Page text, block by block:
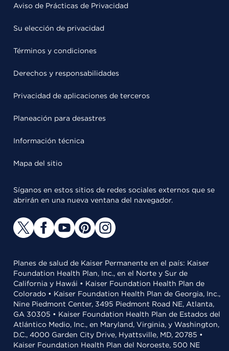
Aviso de Prácticas de Privacidad
Su elección de privacidad
Términos y condiciones
Derechos y responsabilidades
Privacidad de aplicaciones de terceros
Planeación para desastres
Información técnica
Mapa del sitio
Síganos en estos sitios de redes sociales externos que se
abrirán en una nueva ventana del navegador.
Planes de salud de Kaiser Permanente en el país: Kaiser
Foundation Health Plan, Inc., en el Norte y Sur de
California y Hawái • Kaiser Foundation Health Plan de
Colorado • Kaiser Foundation Health Plan de Georgia, Inc.,
Nine Piedmont Center, 3495 Piedmont Road NE, Atlanta,
GA 30305 • Kaiser Foundation Health Plan de Estados del
Atlántico Medio, Inc., en Maryland, Virginia, y Washington,
D.C., 4000 Garden City Drive, Hyattsville, MD, 20785 •
Kaiser Foundation Health Plan del Noroeste, 500 NE